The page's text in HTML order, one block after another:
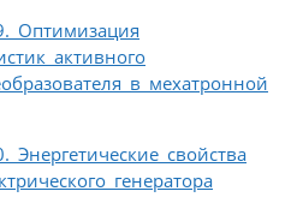
Оптимизация
активного
в мехатронной
свойства
генератора